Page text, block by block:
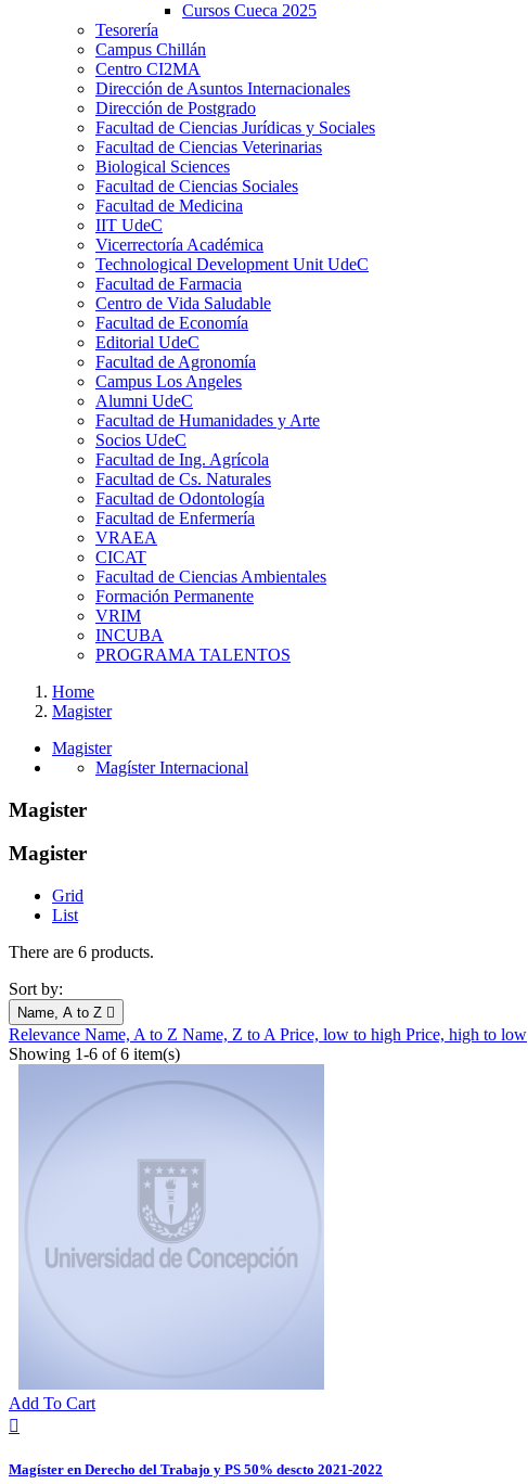
Cursos Cueca 2025
Tesorería
Campus Chillán
Centro CI2MA
Dirección de Asuntos Internacionales
Dirección de Postgrado
Facultad de Ciencias Jurídicas y Sociales
Facultad de Ciencias Veterinarias
Biological Sciences
Facultad de Ciencias Sociales
Facultad de Medicina
IIT UdeC
Vicerrectoría Académica
Technological Development Unit UdeC
Facultad de Farmacia
Centro de Vida Saludable
Facultad de Economía
Editorial UdeC
Facultad de Agronomía
Campus Los Angeles
Alumni UdeC
Facultad de Humanidades y Arte
Socios UdeC
Facultad de Ing. Agrícola
Facultad de Cs. Naturales
Facultad de Odontología
Facultad de Enfermería
VRAEA
CICAT
Facultad de Ciencias Ambientales
Formación Permanente
VRIM
INCUBA
PROGRAMA TALENTOS
Home
Magister
Magister
Magíster Internacional
Magister
Magister
Grid
List
There are 6 products.
Sort by:
Name, A to Z 
Relevance Name, A to Z Name, Z to A Price, low to high Price, high to low
Showing 1-6 of 6 item(s)
Add To Cart

Magíster en Derecho del Trabajo y PS 50% descto 2021-2022